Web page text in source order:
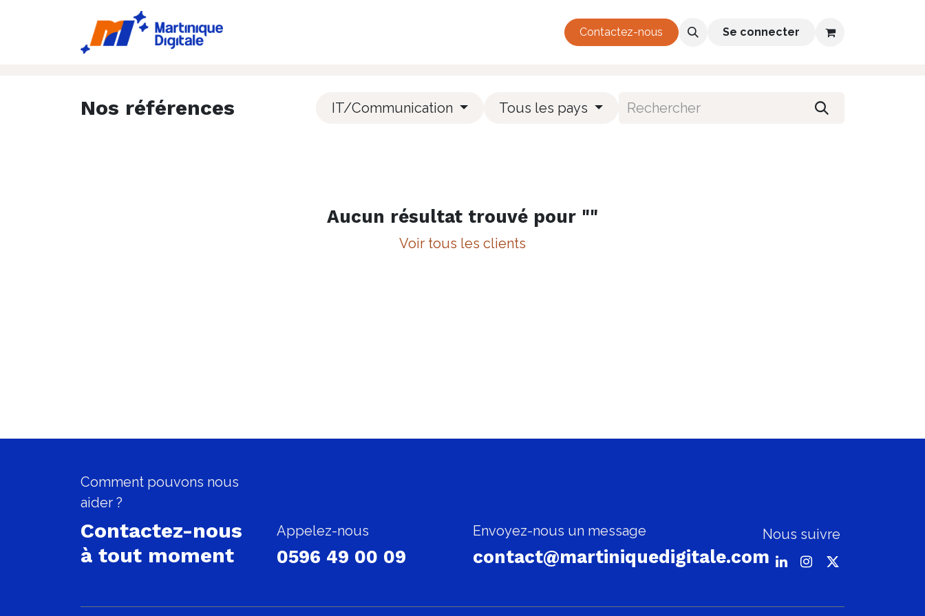
French Tech 2026-2028
Contactez-nous Se connecter
Nos références IT/Communication Tous les pays
Aucun résultat trouvé pour ""
Voir tous les clients
Comment pouvons nous
aider ?
Contactez-nous
à tout moment
Appelez-nous
0596 49 00 09
Envoyez-nous un message
contact@martiniquedigitale.com
Nous suivre